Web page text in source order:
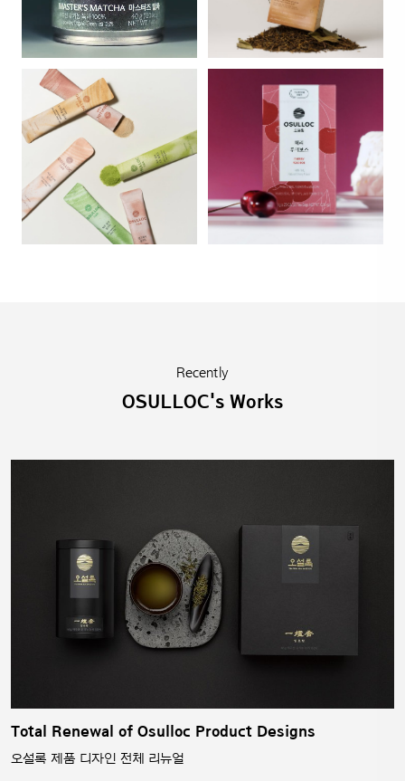
Recently
OSULLOC's Works
Total Renewal of Osulloc Product Designs
오설록 제품 디자인 전체 리뉴얼